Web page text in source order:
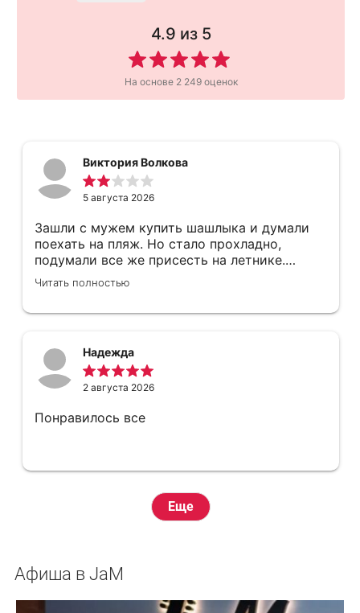
4.9 из 5
На основе 2 249оценок
Виктория Волкова
5 августа 2026
Зашли с мужем купить шашлыка и думали
поехать на пляж. Но стало прохладно,
подумали все же присесть на летнике.
Узнали можем ли мы туда сесть, нам
сказали да. В итоге к нам подошла женщина
разговаривать не учили? Осадок не
приятный. Шашлык в итоге вышел на
двоечку.
Читать полностью
Надежда
2 августа 2026
Понравилось все
Еще
Афиша в JaM